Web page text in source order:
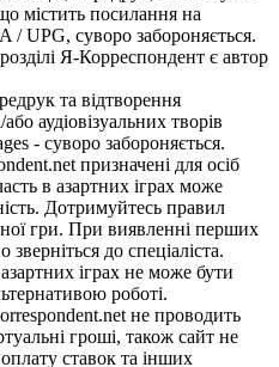
містить посилання на
/ UPG, суворо забороняється.
Я-Корреспондент є автор
та відтворення
аудіовізуальних творів
- суворо забороняється.
призначені для осіб
в азартних іграх може
Дотримуйтесь правил
гри. При виявленні перших
до спеціаліста.
іграх не може бути
роботі.
не проводить
гроші, також сайт не
ставок та інших